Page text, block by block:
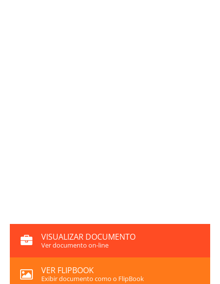
VISUALIZAR DOCUMENTO
Ver documento on-line
VER FLIPBOOK
Exibir documento como o FlipBook